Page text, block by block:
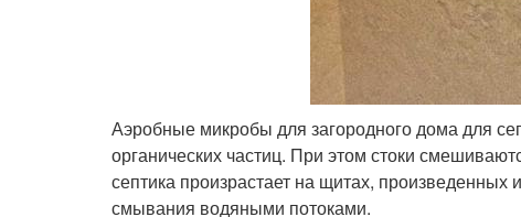
Аэробные микробы для загородного дома для
органических частиц. При этом стоки
септика произрастает на щитах, произведенных
смывания водяными потоками.